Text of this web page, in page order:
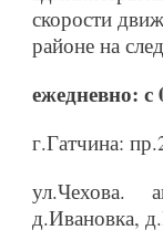
скорости
районе на
ежедневно: с
г.Гатчина:
ул.Чехова.
д.Ивановка,